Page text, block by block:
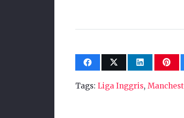
Tags: Liga Inggris,